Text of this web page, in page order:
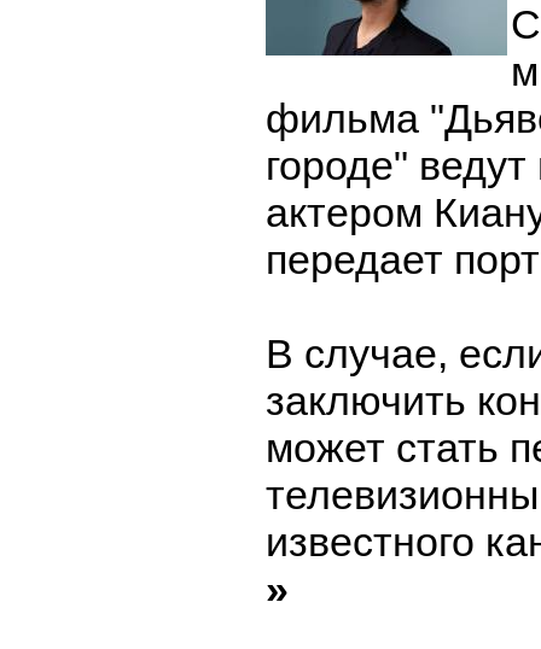
фильма
городе"
актером
передает
В случае,
заключить
может стать
известного
»